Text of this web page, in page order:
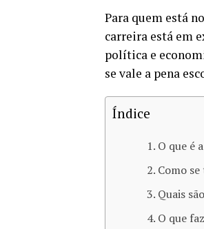
Para quem está
carreira está em
política e
se vale a pena
Índice
O que é
Como
Quais
O que